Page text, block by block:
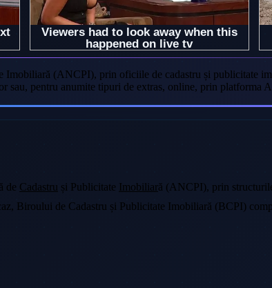
Imobiliară (ANCPI), prin oficiile de cadastru și publicitate
sau, pentru anumite tipuri de extras, online, prin platforma
de Cadastru și Publicitate Imobiliară (ANCPI), prin
Biroului de Cadastru și Publicitate Imobiliară (BCPI)